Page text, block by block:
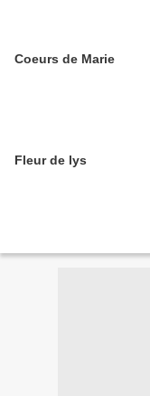
Coeurs de Marie
Fleur de lys